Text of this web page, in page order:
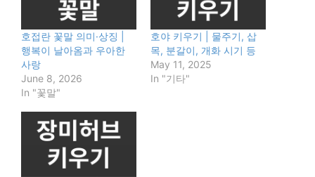
호접란 꽃말 의미·상징 |
행복이 날아옴과 우아한
사랑
June 8, 2026
In "꽃말"
호야 키우기 | 물주기, 삽
목, 분갈이, 개화 시기 등
May 11, 2025
In "기타"